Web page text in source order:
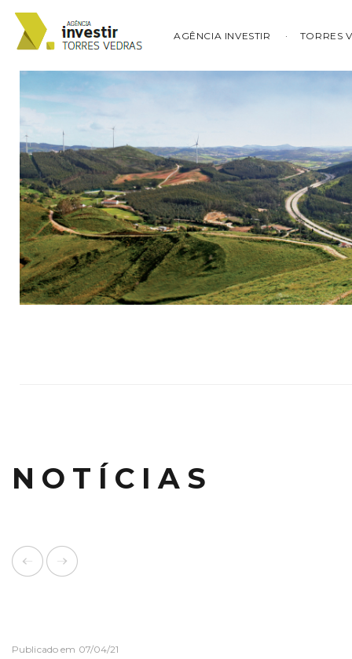
AGÊNCIA INVESTIR TORRES
NOTÍCIAS
Publicado em 07/04/21